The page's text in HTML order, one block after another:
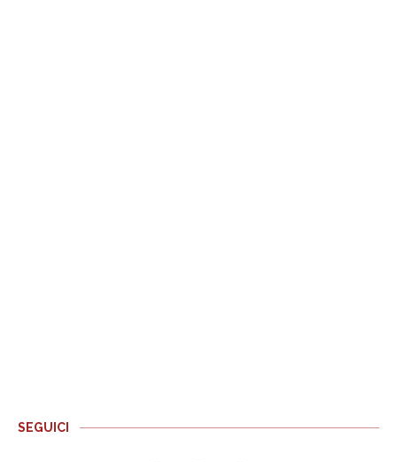
SEGUICI